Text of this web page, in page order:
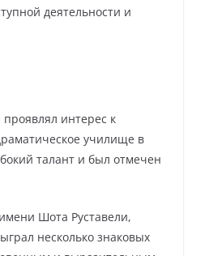
деятельности и
проявлял интерес к
училище в
талант и был отмечен
Шота Руставели,
несколько знаковых